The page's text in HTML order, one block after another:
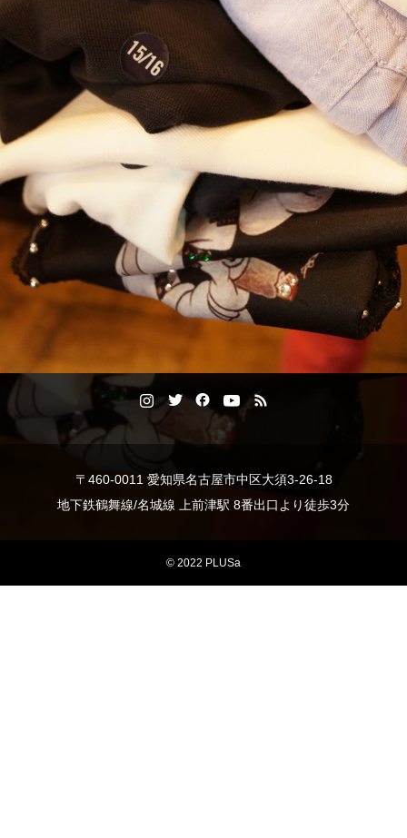
〒460-0011 愛知県名古屋市中区大須3-26-18
地下鉄鶴舞線/名城線 上前津駅 8番出口より徒歩3分
© 2022 PLUSa